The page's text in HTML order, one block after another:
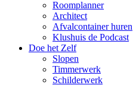
Roomplanner
Architect
Afvalcontainer huren
Klushuis de Podcast
Doe het Zelf
Slopen
Timmerwerk
Schilderwerk